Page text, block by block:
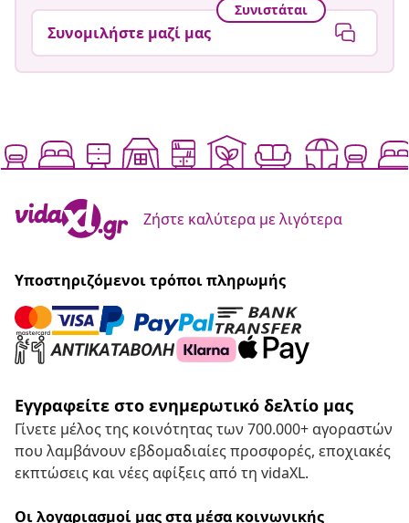
Συνιστάται
Συνομιλήστε μαζί μας
Ζήστε καλύτερα με λιγότερα
Υποστηριζόμενοι τρόποι πληρωμής
Εγγραφείτε στο ενημερωτικό δελτίο μας
Γίνετε μέλος της κοινότητας των 700.000+ αγοραστών
που λαμβάνουν εβδομαδιαίες προσφορές, εποχιακές
εκπτώσεις και νέες αφίξεις από τη vidaXL.
Οι λογαριασμοί μας στα μέσα κοινωνικής